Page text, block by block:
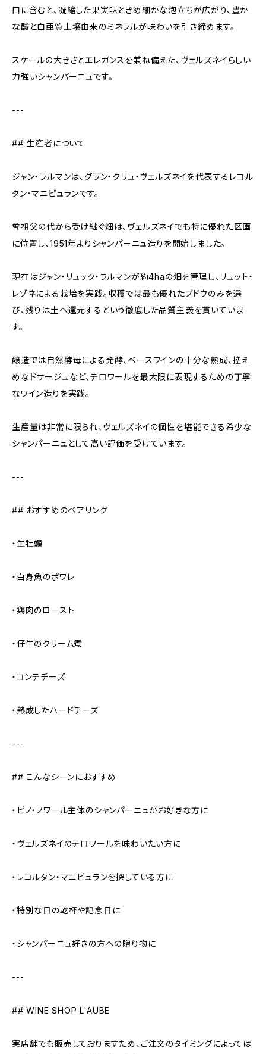
口に含むと、凝縮した果実味ときめ細かな泡立ちが広がり、豊か
な酸と白亜質土壌由来のミネラルが味わいを引き締めます。
スケールの大きさとエレガンスを兼ね備えた、ヴェルズネイらしい
力強いシャンパーニュです。
---
## 生産者について
ジャン・ラルマンは、グラン・クリュ・ヴェルズネイを代表するレコル
タン・マニピュランです。
曾祖父の代から受け継ぐ畑は、ヴェルズネイでも特に優れた区画
に位置し、1951年よりシャンパーニュ造りを開始しました。
現在はジャン・リュック・ラルマンが約4haの畑を管理し、リュット・
レゾネによる栽培を実践。収穫では最も優れたブドウのみを選
び、残りは土へ還元するという徹底した品質主義を貫いていま
す。
醸造では自然酵母による発酵、ベースワインの十分な熟成、控え
めなドサージュなど、テロワールを最大限に表現するための丁寧
なワイン造りを実践。
生産量は非常に限られ、ヴェルズネイの個性を堪能できる希少な
シャンパーニュとして高い評価を受けています。
---
## おすすめのペアリング
・生牡蠣
・白身魚のポワレ
・鶏肉のロースト
・仔牛のクリーム煮
・コンテチーズ
・熟成したハードチーズ
---
## こんなシーンにおすすめ
・ピノ・ノワール主体のシャンパーニュがお好きな方に
・ヴェルズネイのテロワールを味わいたい方に
・レコルタン・マニピュランを探している方に
・特別な日の乾杯や記念日に
・シャンパーニュ好きの方への贈り物に
---
## WINE SHOP L'AUBE
実店舗でも販売しておりますため、ご注文のタイミングによっては